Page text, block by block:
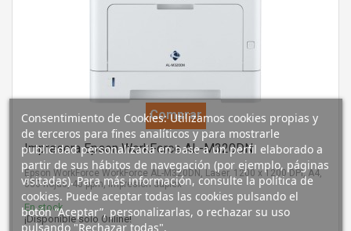
Comprar
Impresora Epson WorkForce AL-M320DN
Epson WorkForce WorkForce AL-M320DN, Laser, 1200 x 1200 DPI, A4,
350 hojas, 40 ppm, Impresión dúplex
En stock
¡Disponible sólo Online!
Consentimiento de Cookies: Utilizamos cookies propias y
de terceros para fines analíticos y para mostrarle
publicidad personalizada en base a un perfil elaborado a
partir de sus hábitos de navegación (por ejemplo, páginas
visitadas). Para más información, consulte la política de
cookies. Puede aceptar todas las cookies pulsando el
botón “Aceptar”, personalizarlas, o rechazar su uso
pulsando "Rechazar todas".